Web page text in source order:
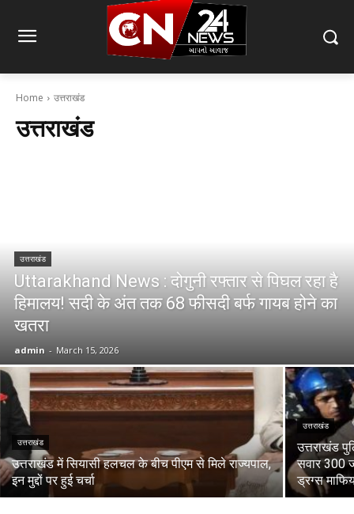
Home उत्तराखंड
उत्तराखंड
उत्तराखंड
Uttarakhand News : दोगुनी रफ्तार से पिघल रहा है
हिमालय! सदी के अंत तक 68 फीसदी बर्फ गायब होने का
खतरा
admin - March 15, 2026
उत्तराखंड
उत्तराखंड में सियासी हलचल के बीच पीएम से मिले राज्यपाल,
इन मुद्दों पर हुई चर्चा
उत्तराखंड
उत्तराखंड
सवार 300
ड्रग्स